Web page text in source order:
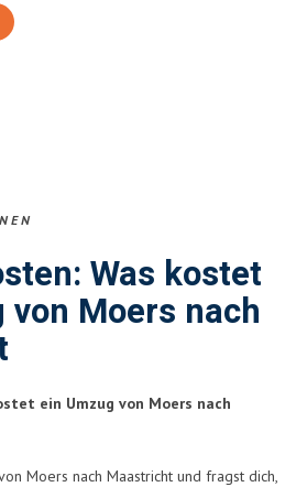
Was kostet
von Moers nach
ein Umzug von Moers nach
Moers nach Maastricht und fragst dich,